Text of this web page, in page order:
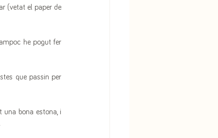
(vetat el paper de
he pogut fer
que passin per
una bona estona, i